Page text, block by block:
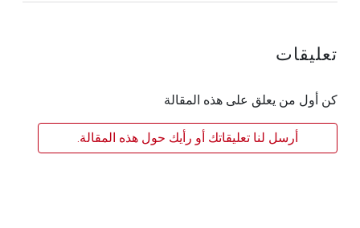
تعليقات
كن أول من يعلق على هذه المقالة
أرسل لنا تعليقاتك أو رأيك حول هذه المقالة.